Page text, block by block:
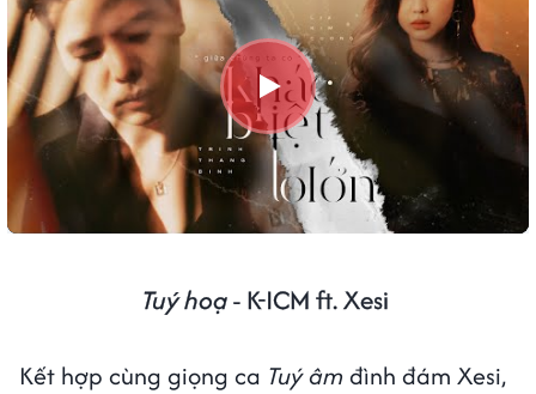
Tuý hoạ- K-ICM ft. Xesi
Kết hợp cùng giọng ca Tuý âm đình đám Xesi,